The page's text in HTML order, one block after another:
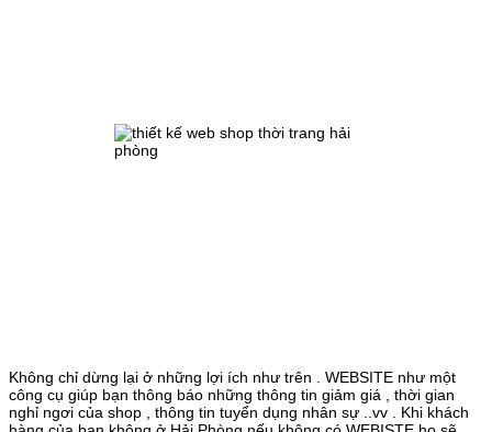
Không chỉ dừng lại ở những lợi ích như trên . WEBSITE như một
công cụ giúp bạn thông báo những thông tin giảm giá , thời gian
nghỉ ngơi của shop , thông tin tuyển dụng nhân sự ..vv . Khi khách